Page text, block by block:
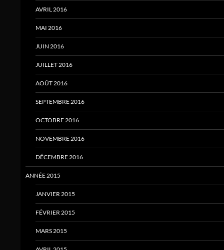
AVRIL 2016
MAI 2016
JUIN 2016
JUILLET 2016
AOÛT 2016
SEPTEMBRE 2016
OCTOBRE 2016
NOVEMBRE 2016
DÉCEMBRE 2016
ANNÉE 2015
JANVIER 2015
FÉVRIER 2015
MARS 2015